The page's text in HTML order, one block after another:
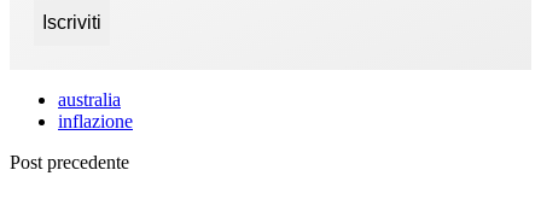
australia
inflazione
Post precedente